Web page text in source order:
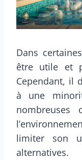
Dans
être utile et
Cependant, il
à une
nombreuses
limiter son
alternatives.